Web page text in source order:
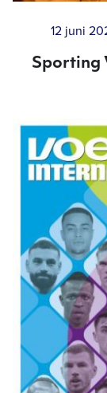
12 juni
Sporting